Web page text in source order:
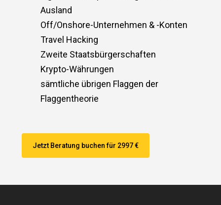
Ausland
Off/Onshore-Unternehmen & -Konten
Travel Hacking
Zweite Staatsbürgerschaften
Krypto-Währungen
sämtliche übrigen Flaggen der
Flaggentheorie
Jetzt Beratung buchen für 2997 €